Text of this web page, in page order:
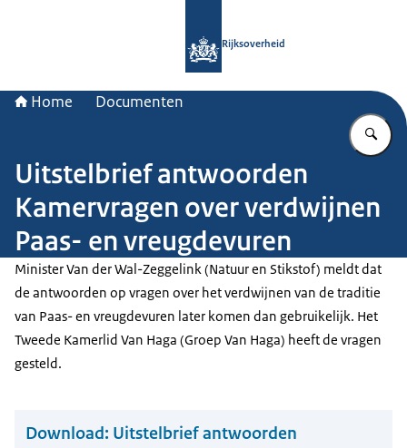
Rijksoverheid
Home Documenten
Uitstelbrief antwoorden
Kamervragen over verdwijnen
Paas- en vreugdevuren
Minister Van der Wal-Zeggelink (Natuur en Stikstof) meldt dat
de antwoorden op vragen over het verdwijnen van de traditie
van Paas- en vreugdevuren later komen dan gebruikelijk. Het
Tweede Kamerlid Van Haga (Groep Van Haga) heeft de vragen
gesteld.
Download: Uitstelbrief antwoorden